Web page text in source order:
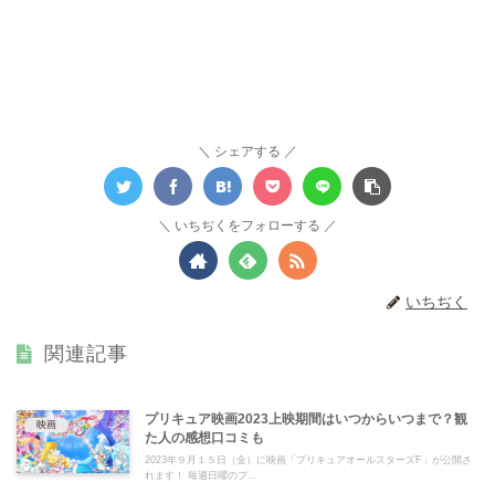
シェアする
いちぢくをフォローする
いちぢく
関連記事
映画
プリキュア映画2023上映期間はいつからいつまで？観
た人の感想口コミも
2023年９月１５日（金）に映画「プリキュアオールスターズF」が公開さ
れます！ 毎週日曜のプ...